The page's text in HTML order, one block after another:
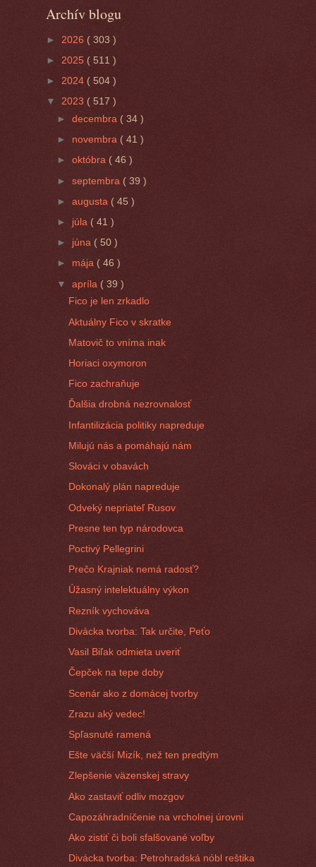
Archív blogu
► 2026 ( 303 )
► 2025 ( 511 )
► 2024 ( 504 )
▼ 2023 ( 517 )
►decembra ( 34 )
► novembra ( 41 )
►októbra ( 46 )
►septembra( 39 )
►augusta ( 45 )
► júla ( 41 )
► júna ( 50 )
► mája( 46 )
▼apríla ( 39 )
Fico je len zrkadlo
Aktuálny Fico v skratke
Matovič to vníma inak
Horiaci oxymoron
Fico zachraňuje
Ďalšia drobná nezrovnalosť
Infantilizácia politiky napreduje
Milujú nás a pomáhajú nám
Slováci v obavách
Dokonalý plán napreduje
Odveký nepriateľ Rusov
Presne ten typ národovca
Poctivý Pellegrini
Prečo Krajniak nemá radosť?
Úžasný intelektuálny výkon
Rezník vychováva
Divácka tvorba: Tak určite, Peťo
Vasil Biľak odmieta uveriť
Čepček na tepe doby
Scenár ako z domácej tvorby
Zrazu aký vedec!
Spľasnuté ramená
Ešte väčší Mizík, než ten predtým
Zlepšenie väzenskej stravy
Ako zastaviť odliv mozgov
Capozáhradníčenie na vrcholnej úrovni
Ako zistiť či boli sfalšované voľby
Divácka tvorba: Petrohradská nóbl reštika